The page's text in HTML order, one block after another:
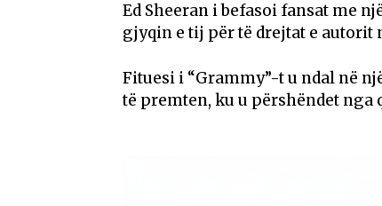
Ed Sheeran i befasoi fansat me
gjyqin e tij për të drejtat e autorit
Fituesi i “Grammy”-t u ndal në
të premten, ku u përshëndet nga